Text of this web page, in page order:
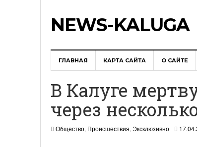
NEWS-KALUGA
ГЛАВНАЯ КАРТА САЙТА О САЙТЕ
В Калуге
через
Общество, Происшествия, Эксклюзивно